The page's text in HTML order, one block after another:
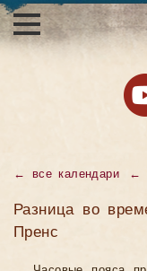
← все календари
Разница во
Пренс